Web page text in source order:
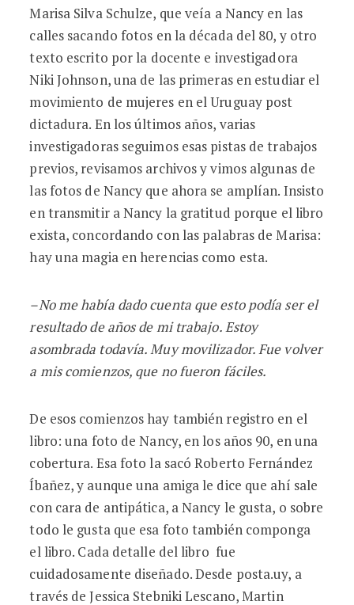
Marisa Silva Schulze, que veía a Nancy en las
calles sacando fotos en la década del 80, y otro
texto escrito por la docente e investigadora
Niki Johnson, una de las primeras en estudiar el
movimiento de mujeres en el Uruguay post
dictadura. En los últimos años, varias
investigadoras seguimos esas pistas de trabajos
previos, revisamos archivos y vimos algunas de
las fotos de Nancy que ahora se amplían. Insisto
en transmitir a Nancy la gratitud porque el libro
exista, concordando con las palabras de Marisa:
hay una magia en herencias como esta.
–No me había dado cuenta que esto podía ser el
resultado de años de mi trabajo. Estoy
asombrada todavía. Muy movilizador. Fue volver
a mis comienzos, que no fueron fáciles.
De esos comienzos hay también registro en el
libro: una foto de Nancy, en los años 90, en una
cobertura. Esa foto la sacó Roberto Fernández
Íbañez, y aunque una amiga le dice que ahí sale
con cara de antipática, a Nancy le gusta, o sobre
todo le gusta que esa foto también componga
el libro. Cada detalle del libro fue
cuidadosamente diseñado. Desde posta.uy, a
través de Jessica Stebniki Lescano, Martin